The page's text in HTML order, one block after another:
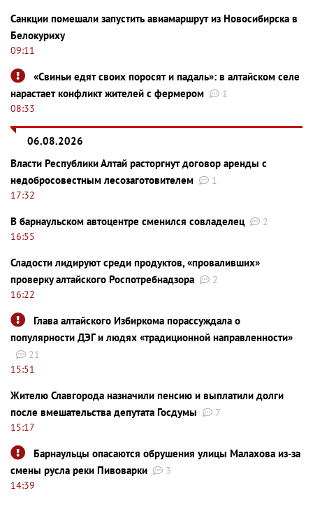
Санкции помешали запустить авиамаршрут из Новосибирска в
Белокуриху
09:11
«Свиньи едят своих поросят и падаль»: в алтайском селе
нарастает конфликт жителей с фермером
1
08:33
06.08.2026
Власти Республики Алтай расторгнут договор аренды с
недобросовестным лесозаготовителем
1
17:32
В барнаульском автоцентре сменился совладелец
2
16:55
Сладости лидируют среди продуктов, «проваливших»
проверку алтайского Роспотребнадзора
2
16:22
Глава алтайского Избиркома порассуждала о
популярности ДЭГ и людях «традиционной направленности»
21
15:51
Жителю Славгорода назначили пенсию и выплатили долги
после вмешательства депутата Госдумы
7
15:17
Барнаульцы опасаются обрушения улицы Малахова из-за
смены русла реки Пивоварки
3
14:39